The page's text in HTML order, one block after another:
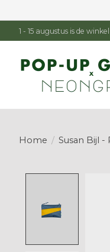
1 - 15 augustus is de
Home / Susan Bijl -